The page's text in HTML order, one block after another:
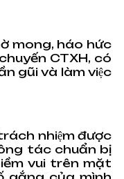
mong, háo hức
CTXH, có
gũi và làm việc
nhiệm được
tác chuẩn bị
vui trên mặt